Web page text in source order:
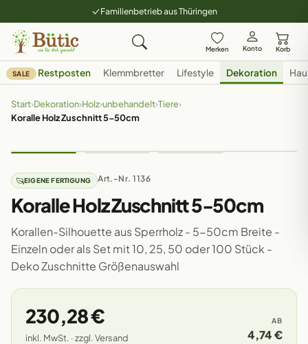
Familienbetrieb aus Thüringen
Merken Konto Korb
SALE Restposten Klemmbretter Lifestyle Dekoration
Start›Dekoration›Holz›unbehandelt›Tiere›
Koralle Holz Zuschnitt 5-50cm
EIGENE FERTIGUNG Art.-Nr. 1136
Koralle Holz Zuschnitt 5-50cm
Korallen-Silhouette aus Sperrholz - 5-50cm Breite -
Einzeln oder als Set mit 10, 25, 50 oder 100 Stück -
Deko Zuschnitte Größenauswahl
230,28 €
inkl. MwSt. · zzgl. Versand
AB
4,74 €